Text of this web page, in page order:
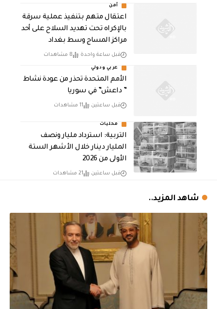
أمن
اعتقال متهم بتنفيذ عملية سرقة
بالإكراه تحت تهديد السلاح على أحد
مراكز المساج وسط بغداد
قبل ساعة واحدة 8 مشاهدات
عربي ودولي
الأمم المتحدة تحذر من عودة نشاط
” داعش” في سوريا
قبل ساعتين 11 مشاهدات
محليات
التربية: استرداد مليار ونصف
المليار دينار خلال الأشهر الستة
الأولى من 2026
قبل ساعتين 21 مشاهدات
شاهد المزيد..